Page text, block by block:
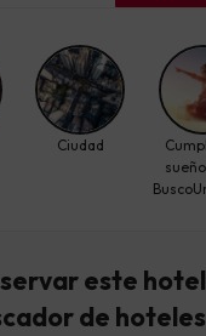
Ciudad
este
de hoteles